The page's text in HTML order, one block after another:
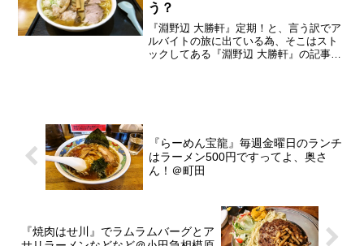
う？
『淵野辺 大勝軒』定期！と、言う訳でア
ルバイトの旅に出ている為、そこはスト
ックしてある『淵野辺 大勝軒』の記事を
『らーめん宝龍』毎週金曜日のランチ
はラーメン500円ですってよ、奥さ
ん！＠町田
『焼肉はせ川』でラムラムバーグとア